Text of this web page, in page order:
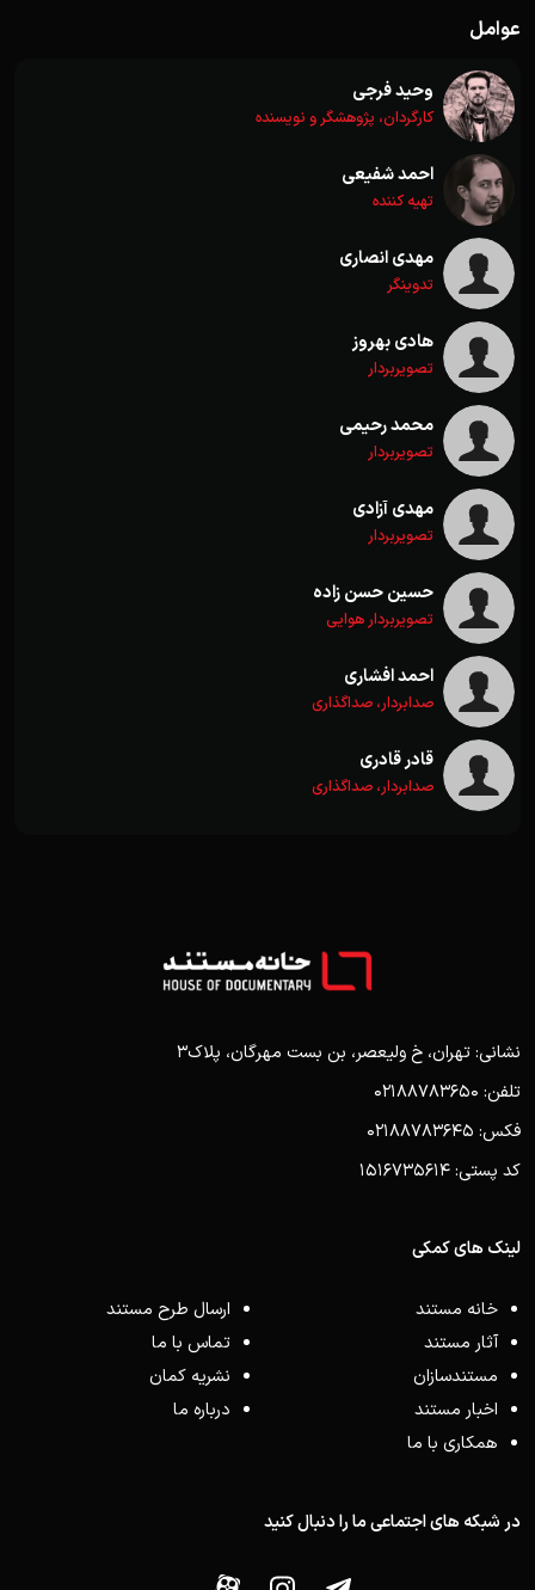
عوامل
وحید فرجی
کارگردان، پژوهشگر و نویسنده
احمد شفیعی
تهیه کننده
مهدی انصاری
تدوینگر
هادی بهروز
تصویربردار
محمد رحیمی
تصویربردار
مهدی آزادی
تصویربردار
حسین حسن زاده
تصویربردار هوایی
احمد افشاری
صدابردار، صداگذاری
قادر قادری
صدابردار، صداگذاری
نشانی: تهران، خ ولیعصر، بن بست مهرگان، پلاک3
تلفن: 02188783650
فکس: 02188783645
کد پستی: 1516735614
لینک های کمکی
خانه مستند
آثار مستند
مستندسازان
اخبار مستند
همکاری با ما
ارسال طرح مستند
تماس با ما
نشریه کمان
درباره ما
در شبکه های اجتماعی ما را دنبال کنید